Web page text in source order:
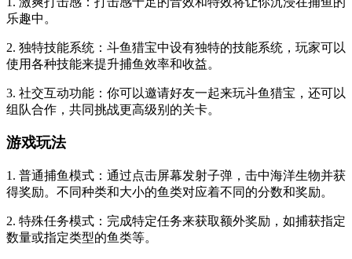
乐趣中。
2. 独特技能系统：斗鱼猎宝中设有独特的技能系统，玩家可以
使用各种技能来提升捕鱼效率和收益。
3. 社交互动功能：你可以邀请好友一起来玩斗鱼猎宝，还可以
组队合作，共同挑战更高级别的关卡。
游戏玩法
1. 普通捕鱼模式：通过点击屏幕发射子弹，击中海洋生物并获
得奖励。不同种类和大小的鱼类对应着不同的分数和奖励。
2. 特殊任务模式：完成特定任务来获取额外奖励，如捕获指定
数量或指定类型的鱼类等。